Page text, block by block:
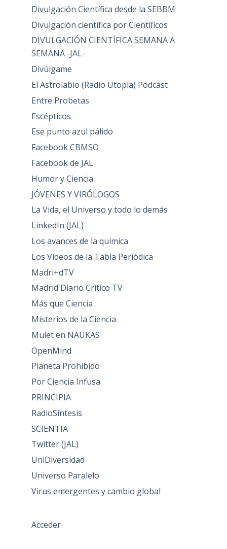
Divulgación Científica desde la SEBBM
Divulgación científica por Científicos
DIVULGACIÓN CIENTÍFICA SEMANA A
SEMANA -JAL-
Divúlgame
El Astrolabio (Radio Utopía) Podcast
Entre Probetas
Escépticos
Ese punto azul pálido
Facebook CBMSO
Facebook de JAL
Humor y Ciencia
JÓVENES Y VIRÓLOGOS
La Vida, el Universo y todo lo demás
LinkedIn (JAL)
Los avances de la química
Los Videos de la Tabla Periódica
Madri+dTV
Madrid Diario Crítico TV
Más que Ciencia
Misterios de la Ciencia
Mulet en NAUKAS
OpenMind
Planeta Prohibido
Por Ciencia Infusa
PRINCIPIA
RadioSíntesis
SCIENTIA
Twitter (JAL)
UniDiversidad
Universo Paralelo
Virus emergentes y cambio global
Acceder